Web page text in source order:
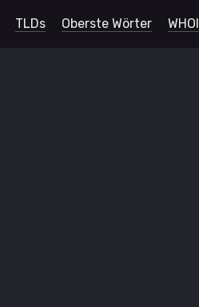
TLDs Oberste Wörter